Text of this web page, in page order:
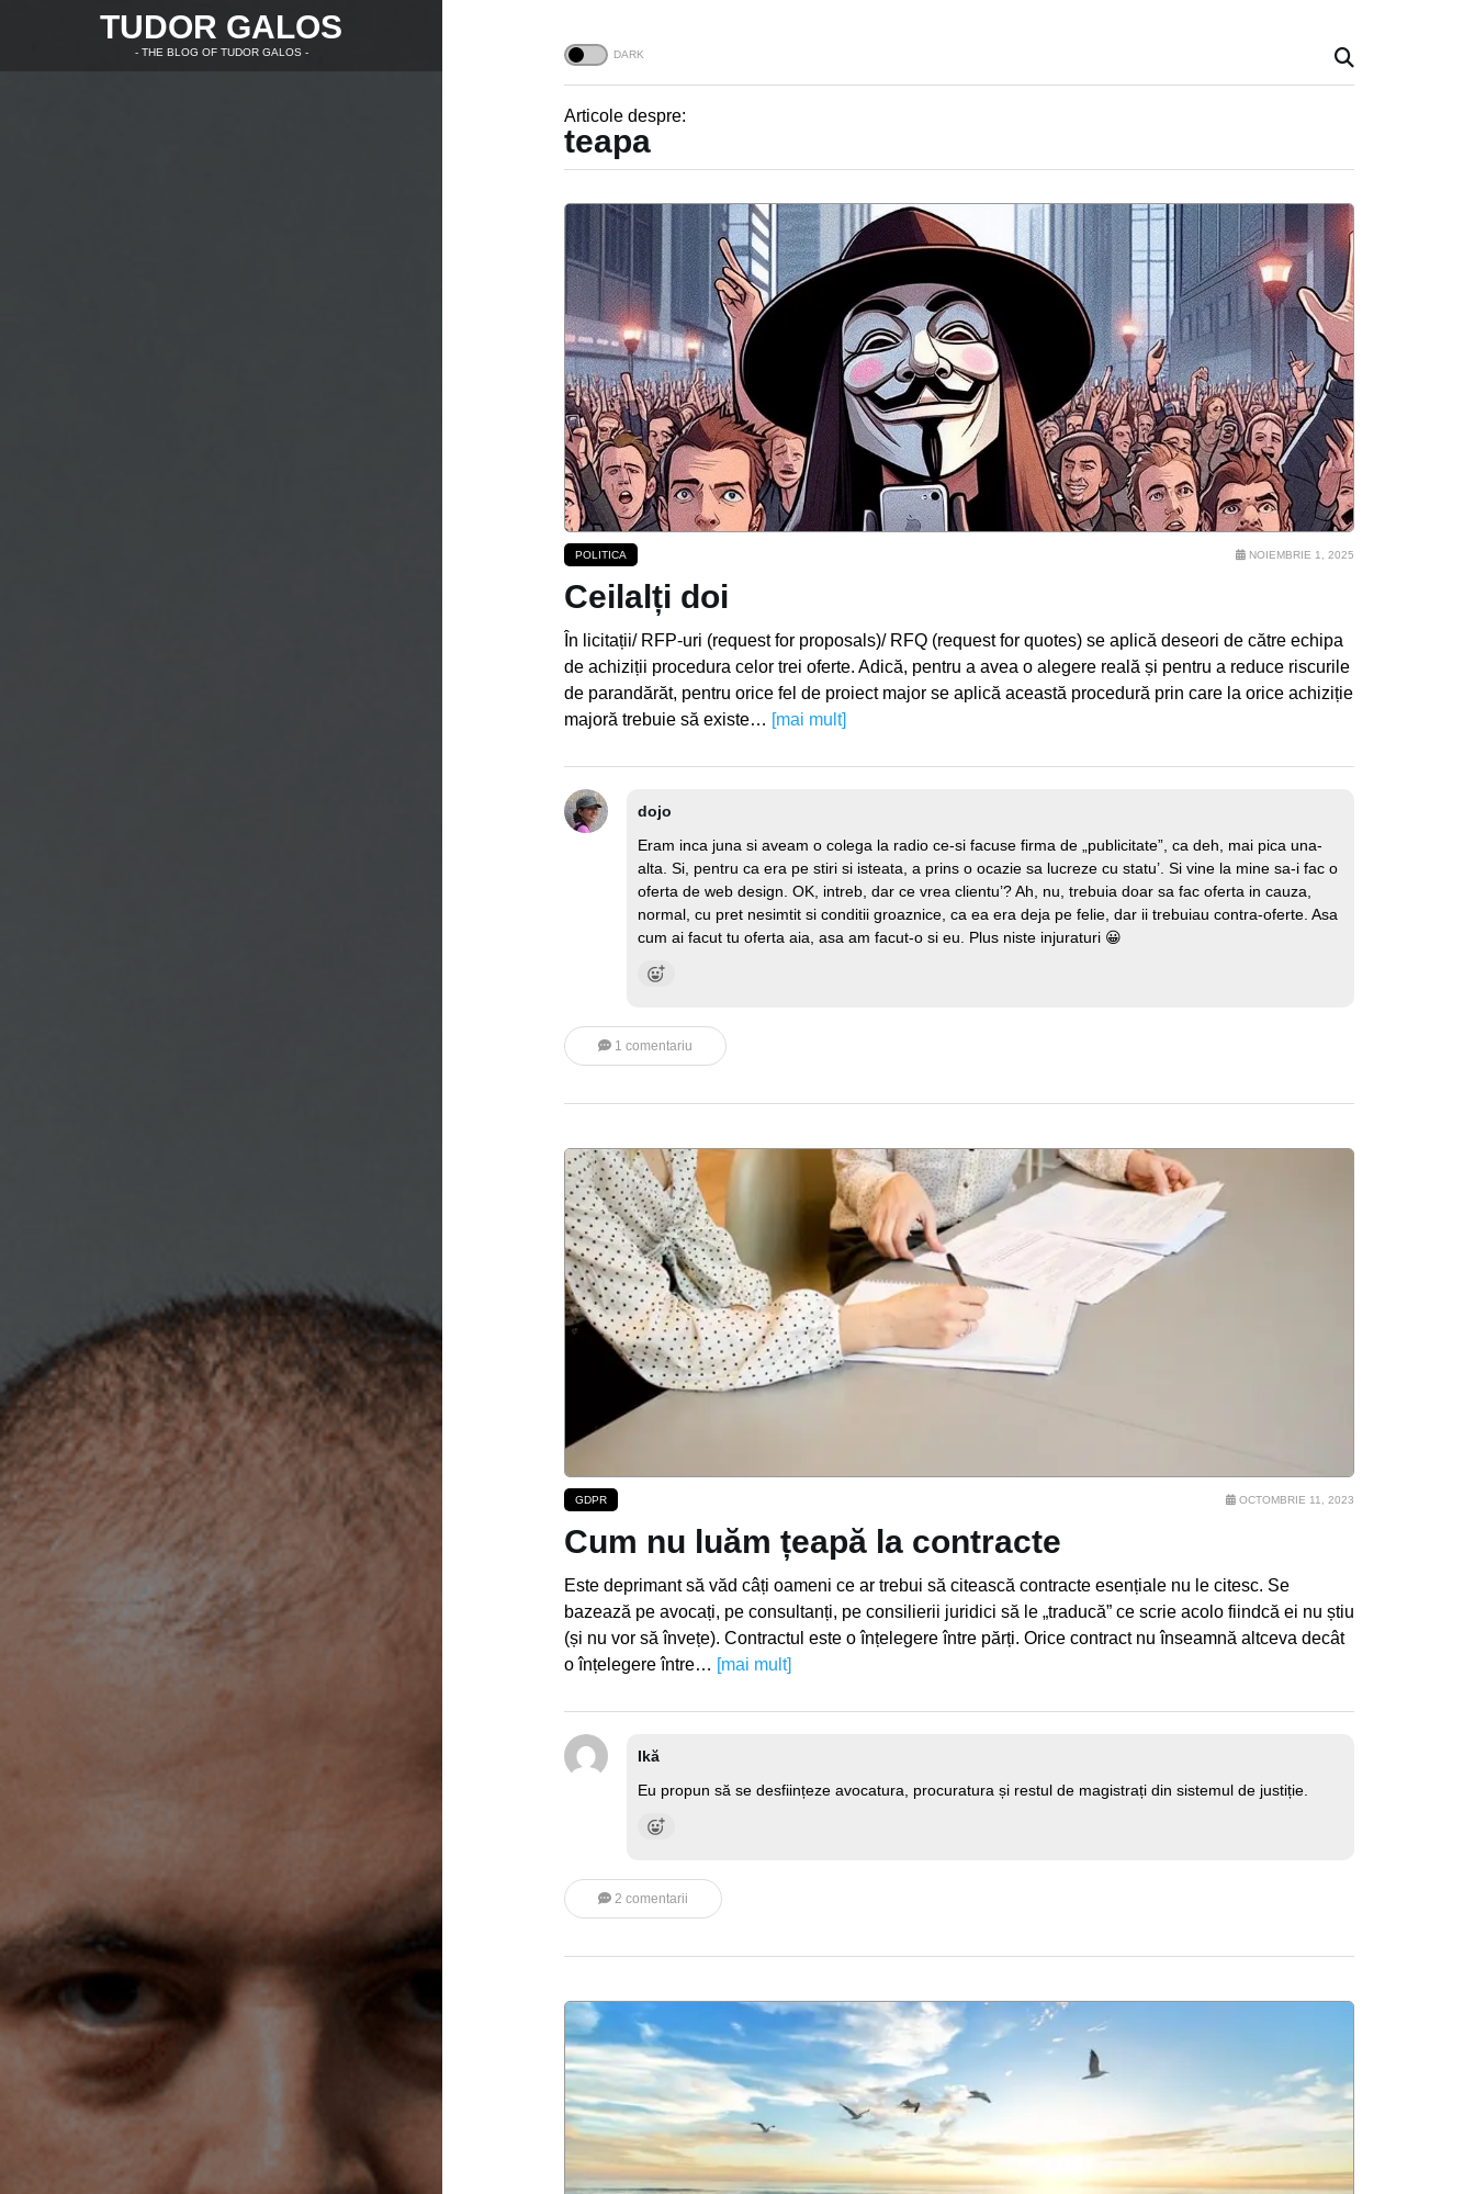
TUDOR GALOS
- THE BLOG OF TUDOR GALOS -
Articole despre:
teapa
POLITICA NOIEMBRIE 1, 2025
Ceilalți doi
În licitații/ RFP-uri (request for proposals)/ RFQ (request for quotes) se aplică deseori de către echipa
de achiziții procedura celor trei oferte. Adică, pentru a avea o alegere reală și pentru a reduce riscurile
de parandărăt, pentru orice fel de proiect major se aplică această procedură prin care la orice achiziție
majoră trebuie să existe… [mai mult]
dojo
Eram inca juna si aveam o colega la radio ce-si facuse firma de „publicitate”, ca deh, mai pica una-
alta. Si, pentru ca era pe stiri si isteata, a prins o ocazie sa lucreze cu statu’. Si vine la mine sa-i fac o
oferta de web design. OK, intreb, dar ce vrea clientu’? Ah, nu, trebuia doar sa fac oferta in cauza,
normal, cu pret nesimtit si conditii groaznice, ca ea era deja pe felie, dar ii trebuiau contra-oferte. Asa
cum ai facut tu oferta aia, asa am facut-o si eu. Plus niste injuraturi 😀
1 comentariu
GDPR OCTOMBRIE 11, 2023
Cum nu luăm țeapă la contracte
Este deprimant să văd câți oameni ce ar trebui să citească contracte esențiale nu le citesc. Se
bazează pe avocați, pe consultanți, pe consilierii juridici să le „traducă” ce scrie acolo fiindcă ei nu știu
(și nu vor să învețe). Contractul este o înțelegere între părți. Orice contract nu înseamnă altceva decât
o înțelegere între… [mai mult]
Ikă
Eu propun să se desființeze avocatura, procuratura și restul de magistrați din sistemul de justiție.
2 comentarii